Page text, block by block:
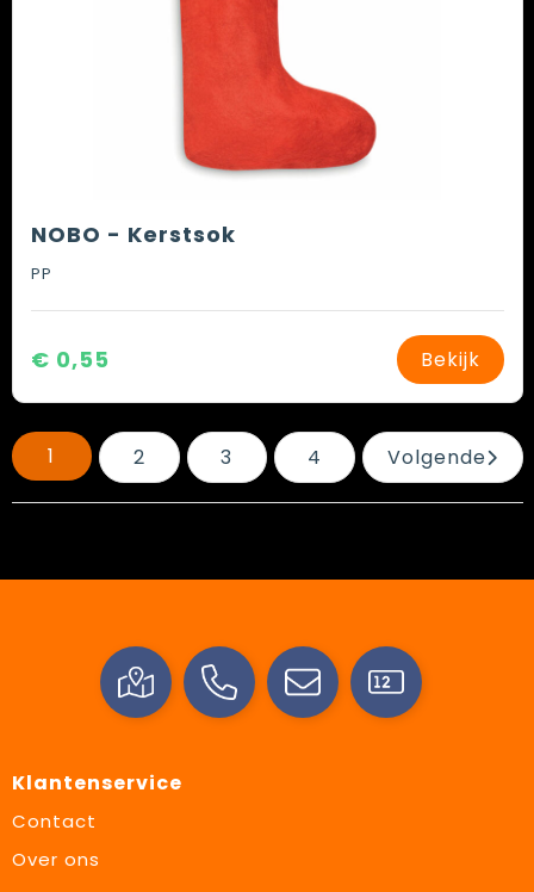
NOBO - Kerstsok
PP
€ 0,55 Bekijk
1 2 3 4 Volgende
Klantenservice
Contact
Over ons